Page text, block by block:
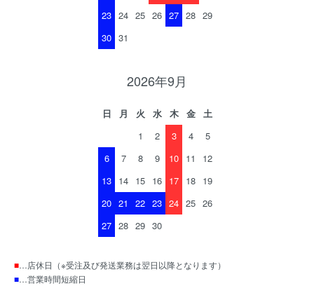
23 24 25 26 27 28 29
30 31
2026年9月
日 月 火 水 木 金
土
1
2 3 4
5
6
7 8 9 10 11
12
13 14 15 16 17 18 19
20 21 22 23 24 25 26
27 28 29 30
■…店休日（※受注及び発送業務は翌日以降となります）
■…営業時間短縮日